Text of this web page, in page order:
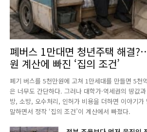
폐버스 1만대면 청년주택 해결
원 계산에 빠진 ‘집의 조건’
폐기 버스를 5천만원에 고쳐 1만세대를 만들면 5천
은 너무도 간단하다. 그러나 대학가·역세권의 땅값
방, 소방, 오수처리, 인허가 비용을 더하면 이야기가
말하면서 정작 ‘집의 조건’이 계산에서 빠졌다.